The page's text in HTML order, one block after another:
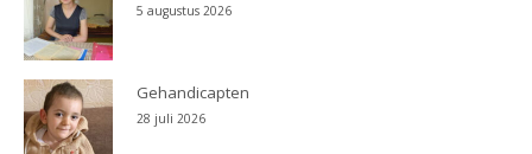
5 augustus 2026
Gehandicapten
28 juli 2026